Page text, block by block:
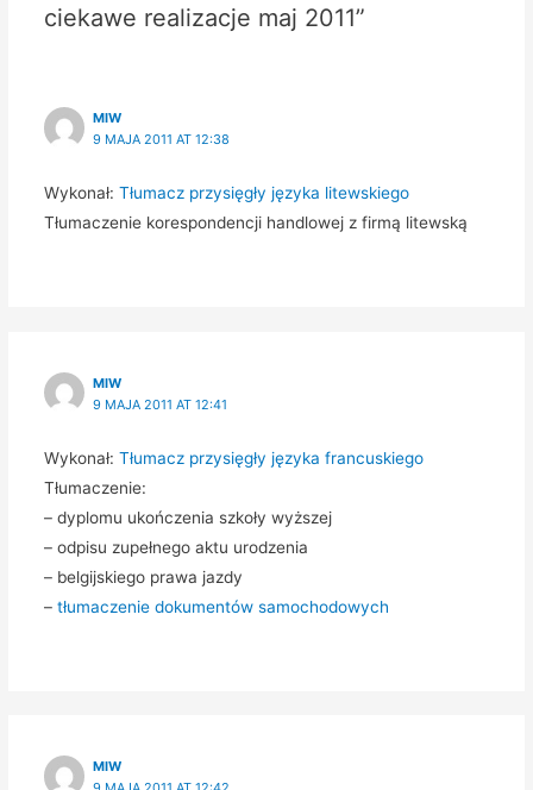
ciekawe realizacje maj 2011”
MIW
9 MAJA 2011 AT 12:38
Wykonał: Tłumacz przysięgły języka litewskiego
Tłumaczenie korespondencji handlowej z firmą litewską
MIW
9 MAJA 2011 AT 12:41
Wykonał: Tłumacz przysięgły języka francuskiego
Tłumaczenie:
– dyplomu ukończenia szkoły wyższej
– odpisu zupełnego aktu urodzenia
– belgijskiego prawa jazdy
– tłumaczenie dokumentów samochodowych
MIW